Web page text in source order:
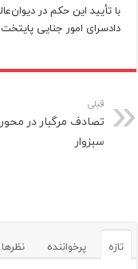
با تأیید این حکم در
دادسرای امور جنایی
قبلی
تصادف مرگبار در
سبزوار
تازه پرخواننده نظرها